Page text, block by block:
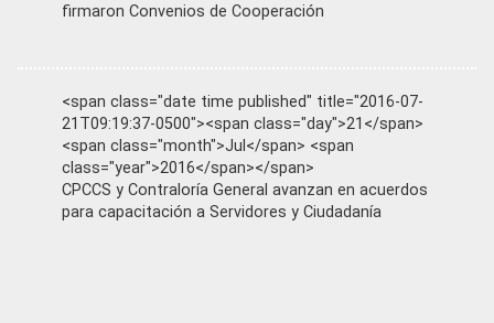
firmaron Convenios de Cooperación
<span class="date time published" title="2016-07-
21T09:19:37-0500"><span class="day">21</span>
<span class="month">Jul</span> <span
class="year">2016</span></span>
CPCCS y Contraloría General avanzan en acuerdos
para capacitación a Servidores y Ciudadanía